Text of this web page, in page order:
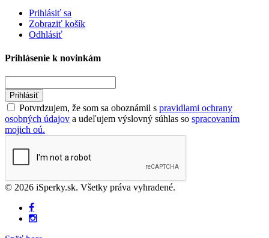
Prihlásiť sa
Zobraziť košík
Odhlásiť
Prihlásenie k novinkám
Prihlásiť
Potvrdzujem, že som sa oboznámil s pravidlami ochrany
osobných údajov a udeľujem výslovný súhlas so spracovaním
mojich oú.
© 2026 iSperky.sk. Všetky práva vyhradené.